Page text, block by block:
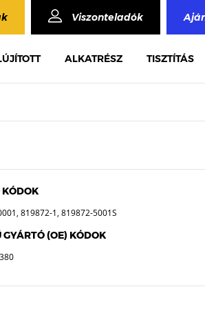
Viszonteladók
ALKATRÉSZ TISZTÍTÁS
KÓDOK
819872-1, 819872-5001S
(OE) KÓDOK